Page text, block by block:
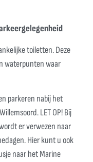
toiletten. Deze
waterpunten waar
parkeren nabij het
LET OP! Bij
er verwezen naar
Hier kunt u ook
naar het Marine